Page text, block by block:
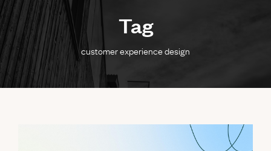
Tag
customer experience design